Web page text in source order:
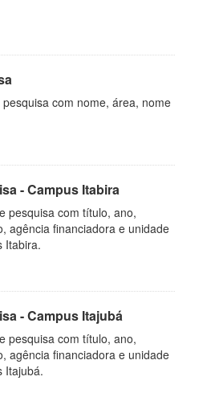
com nome, área, nome
- Campus Itabira
pesquisa com título, ano,
agência financiadora e unidade
Itabira.
- Campus Itajubá
pesquisa com título, ano,
agência financiadora e unidade
Itajubá.